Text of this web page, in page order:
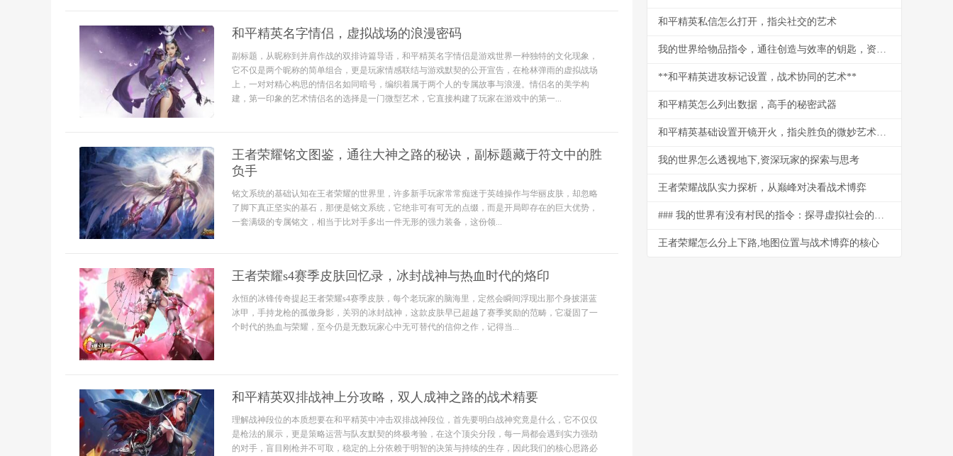
和平精英名字情侣，虚拟战场的浪漫密码
副标题，从昵称到并肩作战的双排诗篇导语，和平精英名字情侣是游戏世界一种独特的文化现象，
它不仅是两个昵称的简单组合，更是玩家情感联结与游戏默契的公开宣告，在枪林弹雨的虚拟战场
上，一对对精心构思的情侣名如同暗号，编织着属于两个人的专属故事与浪漫。情侣名的美学构
建，第一印象的艺术情侣名的选择是一门微型艺术，它直接构建了玩家在游戏中的第一...
王者荣耀铭文图鉴，通往大神之路的秘诀，副标题藏于符文中的胜
负手
铭文系统的基础认知在王者荣耀的世界里，许多新手玩家常常痴迷于英雄操作与华丽皮肤，却忽略
了脚下真正坚实的基石，那便是铭文系统，它绝非可有可无的点缀，而是开局即存在的巨大优势，
一套满级的专属铭文，相当于比对手多出一件无形的强力装备，这份领...
王者荣耀s4赛季皮肤回忆录，冰封战神与热血时代的烙印
永恒的冰锋传奇提起王者荣耀s4赛季皮肤，每个老玩家的脑海里，定然会瞬间浮现出那个身披湛蓝
冰甲，手持龙枪的孤傲身影，关羽的冰封战神，这款皮肤早已超越了赛季奖励的范畴，它凝固了一
个时代的热血与荣耀，至今仍是无数玩家心中无可替代的信仰之作，记得当...
和平精英双排战神上分攻略，双人成神之路的战术精要
理解战神段位的本质想要在和平精英中冲击双排战神段位，首先要明白战神究竟是什么，它不仅仅
是枪法的展示，更是策略运营与队友默契的终极考验，在这个顶尖分段，每一局都会遇到实力强劲
的对手，盲目刚枪并不可取，稳定的上分依赖于明智的决策与持续的生存，因此我们的核心思路必
和平精英私信怎么打开，指尖社交的艺术
我的世界给物品指令，通往创造与效率的钥匙，资深玩家的深度剖析
**和平精英进攻标记设置，战术协同的艺术**
和平精英怎么列出数据，高手的秘密武器
和平精英基础设置开镜开火，指尖胜负的微妙艺术，副标题，从反应到掌控的进阶之路
我的世界怎么透视地下,资深玩家的探索与思考
王者荣耀战队实力探析，从巅峰对决看战术博弈
### 我的世界有没有村民的指令：探寻虚拟社会的交互密码
王者荣耀怎么分上下路,地图位置与战术博弈的核心